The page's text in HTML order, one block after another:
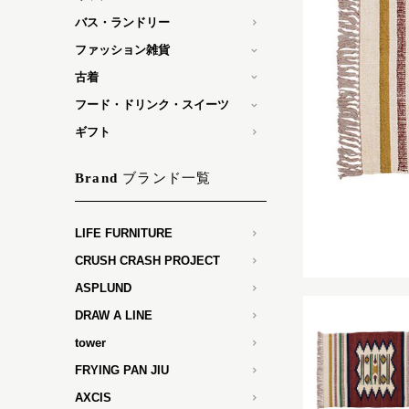
バス・ランドリー
ファッション雑貨
古着
フード・ドリンク・スイーツ
ギフト
Brand ブランド一覧
LIFE FURNITURE
CRUSH CRASH PROJECT
ASPLUND
DRAW A LINE
tower
FRYING PAN JIU
AXCIS